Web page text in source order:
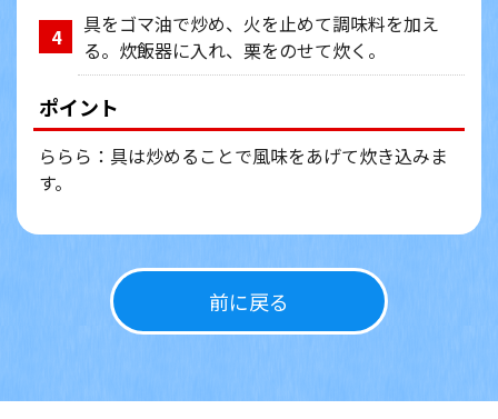
4
具をゴマ油で炒め、火を止めて調味料を加え
る。炊飯器に入れ、栗をのせて炊く。
ポイント
ららら：具は炒めることで風味をあげて炊き込みま
す。
前に戻る